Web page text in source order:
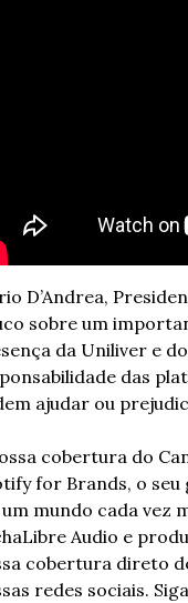
D’Andrea,
sobre um
da Uniliver e
das
ajudar ou
cobertura do
for Brands, o
mundo cada vez
Audio e
cobertura direto
redes sociais.